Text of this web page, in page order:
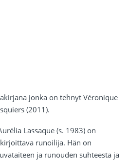
jonka on tehnyt Véronique
(2011).
Lassaque (s. 1983) on
runoilija. Hän on
ja runouden suhteesta ja